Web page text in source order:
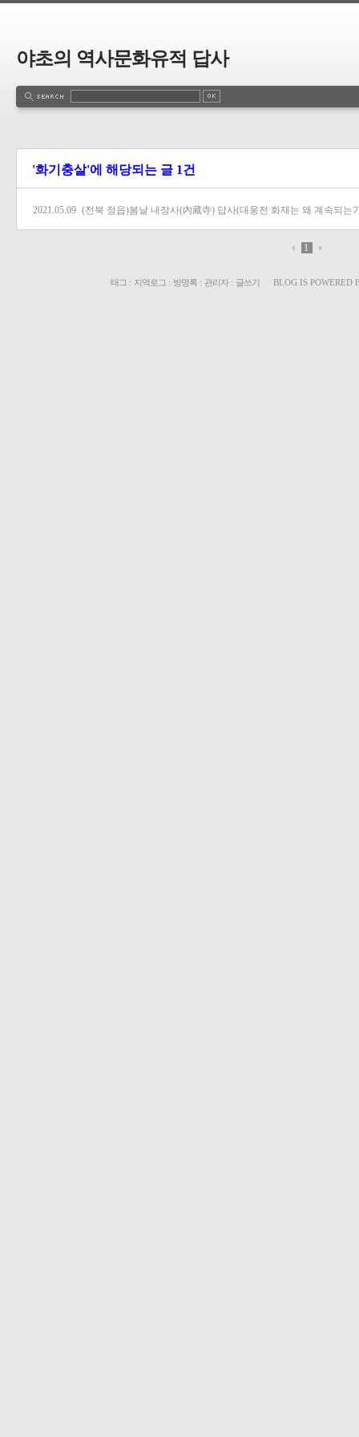
야초의 역사문화유적 답사
'화기충살'에 해당되는 글 1건
2021.05.09 (전북 정읍)봄날 내장사(內藏寺) 답사(대웅전 화재는 왜 계속되는
1
태그 : 지역로그 : 방명록 : 관리자: 글쓰기 BLOG IS POWERED